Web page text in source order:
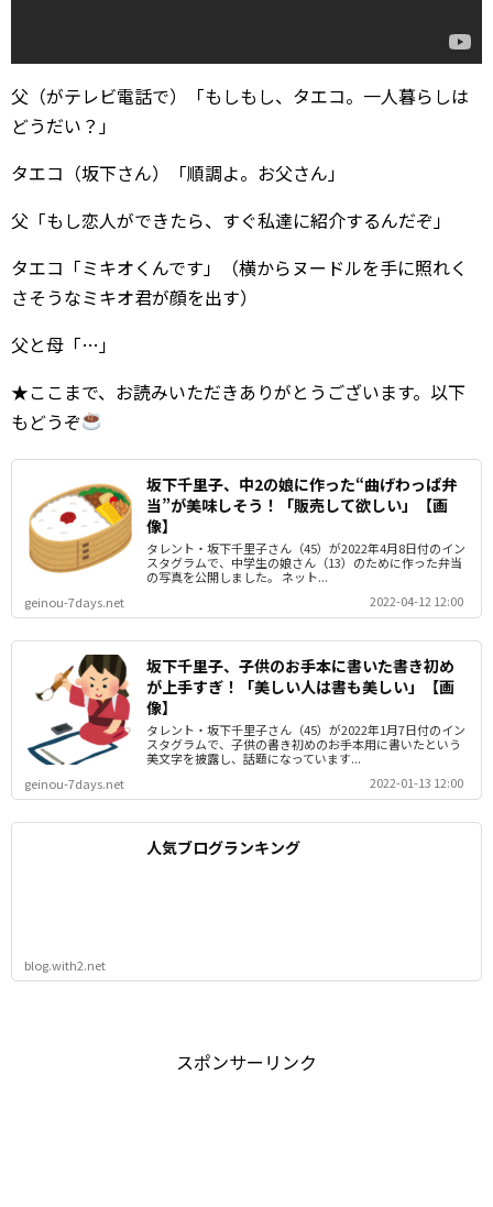
父（がテレビ電話で）「もしもし、タエコ。一人暮らしは
どうだい？」
タエコ（坂下さん）「順調よ。お父さん」
父「もし恋人ができたら、すぐ私達に紹介するんだぞ」
タエコ「ミキオくんです」（横からヌードルを手に照れく
さそうなミキオ君が顔を出す）
父と母「…」
★ここまで、お読みいただきありがとうございます。以下
もどうぞ
坂下千里子、中2の娘に作った“曲げわっぱ弁
当”が美味しそう！「販売して欲しい」【画
像】
タレント・坂下千里子さん（45）が2022年4月8日付のイン
スタグラムで、中学生の娘さん（13）のために作った弁当
の写真を公開しました。 ネット...
geinou-7days.net
2022-04-12 12:00
坂下千里子、子供のお手本に書いた書き初め
が上手すぎ！「美しい人は書も美しい」【画
像】
タレント・坂下千里子さん（45）が2022年1月7日付のイン
スタグラムで、子供の書き初めのお手本用に書いたという
美文字を披露し、話題になっています...
geinou-7days.net
2022-01-13 12:00
人気ブログランキング
blog.with2.net
スポンサーリンク